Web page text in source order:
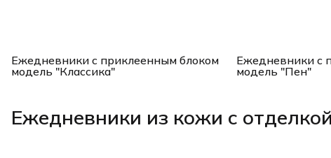
Ежедневники с приклеенным блоком
модель "Классика"
Ежедневники с
модель "Пен"
Ежедневники из кожи с